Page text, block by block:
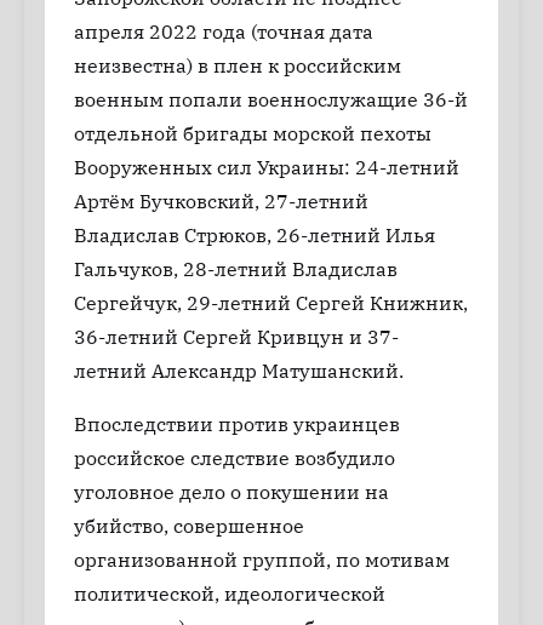
апреля 2022 года (точная дата
неизвестна) в плен к российским
военным попали военнослужащие 36-й
отдельной бригады морской пехоты
Вооруженных сил Украины: 24-летний
Артём Бучковский, 27-летний
Владислав Стрюков, 26-летний Илья
Гальчуков, 28-летний Владислав
Сергейчук, 29-летний Сергей Книжник,
36-летний Сергей Кривцун и 37-
летний Александр Матушанский.
Впоследствии против украинцев
российское следствие возбудило
уголовное дело о покушении на
убийство, совершенное
организованной группой, по мотивам
политической, идеологической